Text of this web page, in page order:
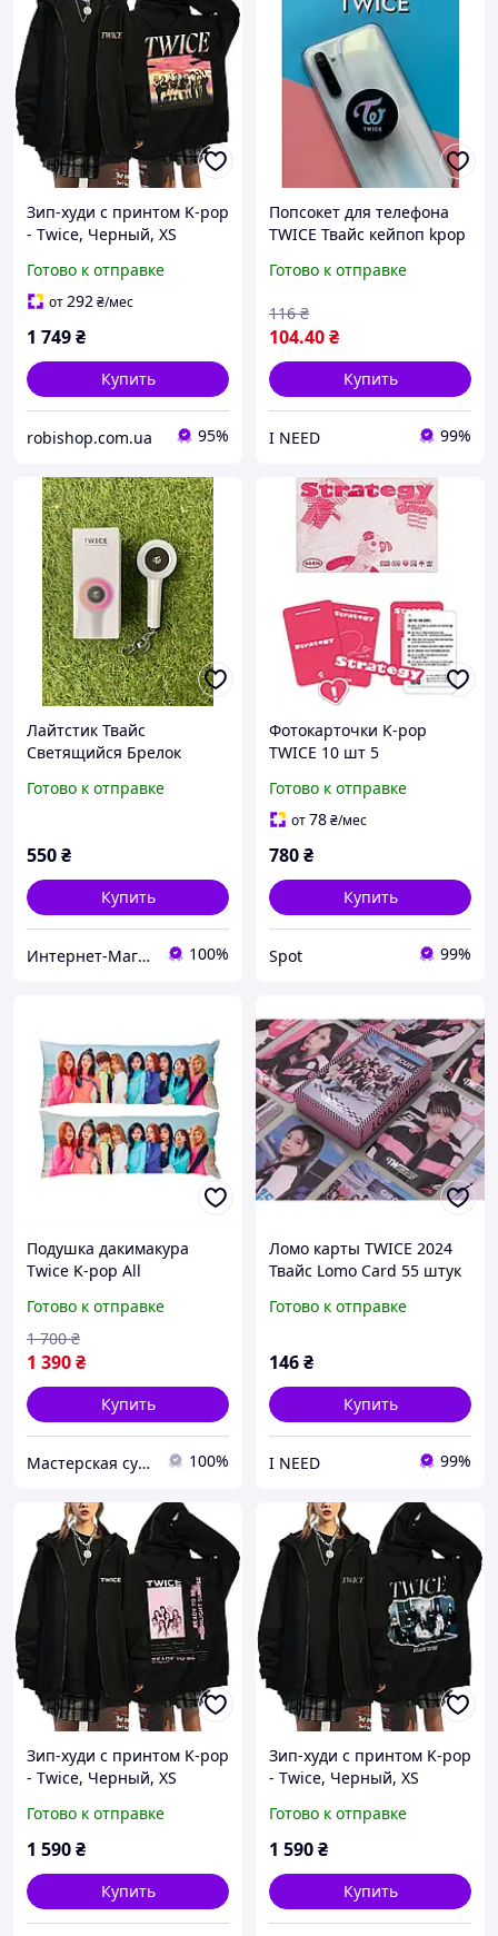
Зип-худи с принтом K-pop
- Twice, Черный, XS
Готово к отправке
от292₴/мес
1 749₴
Купить
robishop.com.ua 95%
Попсокет для телефона
TWICE Твайс кейпоп kpop
Готово к отправке
104.40₴
116 ₴
Купить
I NEED 99%
Лайтстик Твайс
Светящийся Брелок
Official Light stick Kpop
Готово к отправке
550₴
Купить
Интернет-Магазин BabySmile 100%
Фотокарточки K-pop
TWICE 10 шт 5
коллекционные карточки
для фанатов 14 альбомов
Готово к отправке
от78₴/мес
780₴
Купить
Spot 99%
Подушка дакимакура
Twice K-pop All
подушка для обнимания
Готово к отправке
1 390₴
1 700 ₴
Купить
Мастерская сувениров Magic Photo 100%
Ломо карты TWICE 2024
Твайс Lomo Card 55 штук
Готово к отправке
146₴
Купить
I NEED 99%
Зип-худи с принтом K-pop
- Twice, Черный, XS
Готово к отправке
1 590₴
Купить
Зип-худи с принтом K-pop
- Twice, Черный, XS
Готово к отправке
1 590₴
Купить